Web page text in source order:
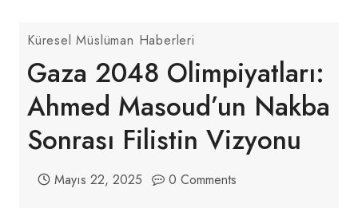
Küresel Müslüman Haberleri
Gaza 2048 Olimpiyatları:
Ahmed Masoud’un Nakba
Sonrası Filistin Vizyonu
Mayıs 22, 2025 0 Comments